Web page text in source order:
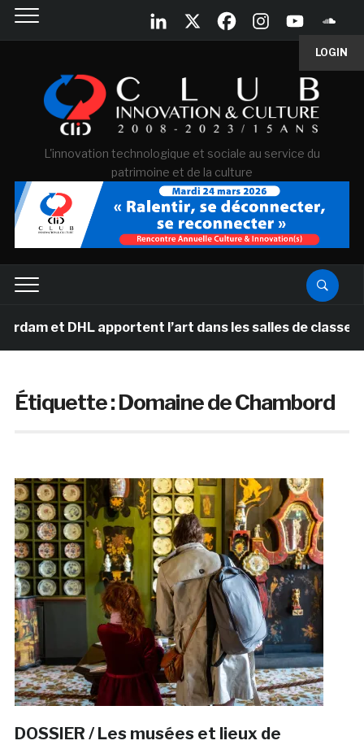
LOGIN
L'innovation technologique et sociale au service du
patrimoine et de la culture
apportent l’art dans les salles de classe des écoles
Étiquette :Domaine de Chambord
DOSSIER / Les musées et lieux de